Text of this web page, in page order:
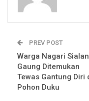
PREV POST
Warga Nagari
Gaung Ditemukan
Tewas Gantung Diri
Pohon Duku